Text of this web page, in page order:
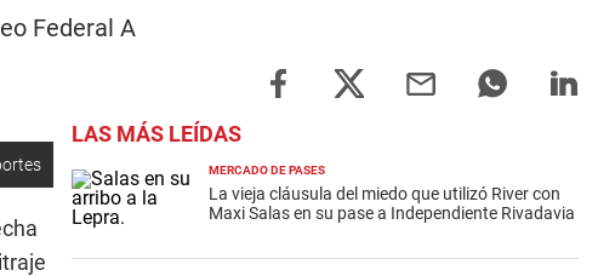
Federal A
LAS MÁS LEÍDAS
MERCADO DE PASES
La vieja cláusula del miedo que utilizó River con
Maxi Salas en su pase a Independiente Rivadavia